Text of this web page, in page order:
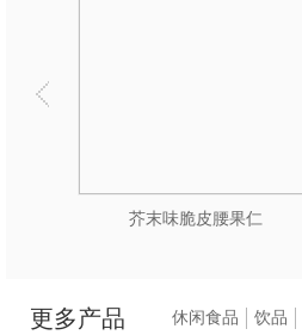
芥末味脆皮腰果仁
更多产品 休闲食品 饮品